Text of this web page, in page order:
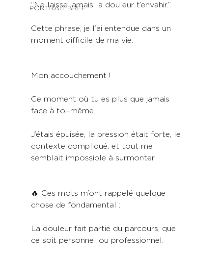
PORTRAIT BREF
“Ne laisse jamais la douleur t’envahir.”
Cette phrase, je l’ai entendue dans un
moment difficile de ma vie.
Mon accouchement !
Ce moment où tu es plus que jamais
face à toi-même.
J’étais épuisée, la pression était forte, le
contexte compliqué, et tout me
semblait impossible à surmonter.
🔥 Ces mots m’ont rappelé quelque
chose de fondamental :
La douleur fait partie du parcours, que
ce soit personnel ou professionnel.